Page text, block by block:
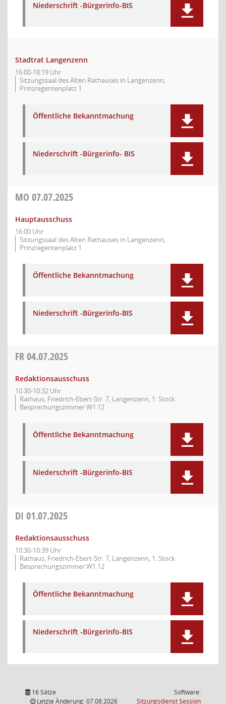
Niederschrift -Bürgerinfo-BIS
Stadtrat Langenzenn
16:00-18:19 Uhr
Sitzungssaal des Alten Rathauses in Langenzenn,
Prinzregentenplatz 1
Öffentliche Bekanntmachung
Niederschrift -Bürgerinfo- BIS
MO 07.07.2025
Hauptausschuss
16:00 Uhr
Sitzungssaal des Alten Rathauses in Langenzenn,
Prinzregentenplatz 1
Öffentliche Bekanntmachung
Niederschrift -Bürgerinfo-BIS
FR04.07.2025
Redaktionsausschuss
10:30-10:32 Uhr
Rathaus, Friedrich-Ebert-Str. 7, Langenzenn, 1. Stock
Besprechungszimmer W1.12
Öffentliche Bekanntmachung
Niederschrift -Bürgerinfo-BIS
DI 01.07.2025
Redaktionsausschuss
10:30-10:39 Uhr
Rathaus, Friedrich-Ebert-Str. 7, Langenzenn, 1. Stock
Besprechungszimmer W1.12
Öffentliche Bekanntmachung
Niederschrift -Bürgerinfo-BIS
16 Sätze
Letzte Änderung: 07.08.2026
Software:
SitzungsdienstSession(Wird in